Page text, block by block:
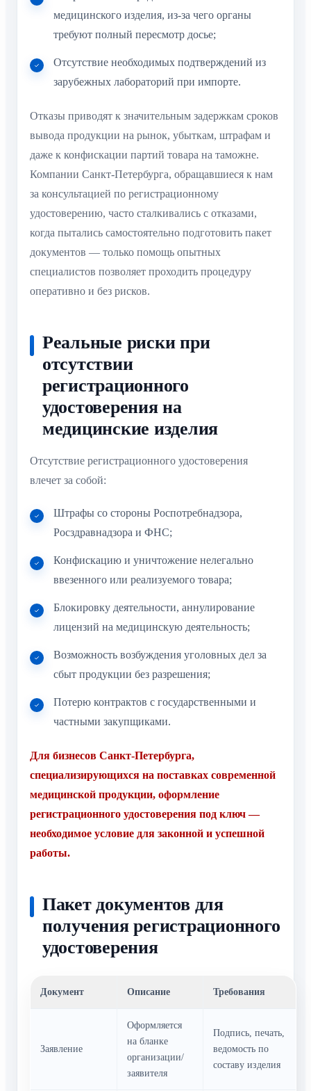
медицинского изделия, из-за чего органы
требуют полный пересмотр досье;
Отсутствие необходимых подтверждений из
зарубежных лабораторий при импорте.
Отказы приводят к значительным задержкам сроков
вывода продукции на рынок, убыткам, штрафам и
даже к конфискации партий товара на таможне.
Компании Санкт-Петербурга, обращавшиеся к нам
за консультацией по регистрационному
удостоверению, часто сталкивались с отказами,
когда пытались самостоятельно подготовить пакет
документов — только помощь опытных
специалистов позволяет проходить процедуру
оперативно и без рисков.
Реальные риски при
отсутствии
регистрационного
удостоверения на
медицинские изделия
Отсутствие регистрационного удостоверения
влечет за собой:
Штрафы со стороны Роспотребнадзора,
Росздравнадзора и ФНС;
Конфискацию и уничтожение нелегально
ввезенного или реализуемого товара;
Блокировку деятельности, аннулирование
лицензий на медицинскую деятельность;
Возможность возбуждения уголовных дел за
сбыт продукции без разрешения;
Потерю контрактов с государственными и
частными закупщиками.
Для бизнесов Санкт-Петербурга,
специализирующихся на поставках современной
медицинской продукции, оформление
регистрационного удостоверения под ключ —
необходимое условие для законной и успешной
работы.
Пакет документов для
получения регистрационного
удостоверения
Документ Описание Требования
Заявление
Оформляется
на бланке
организации/
заявителя
Подпись, печать,
ведомость по
составу изделия